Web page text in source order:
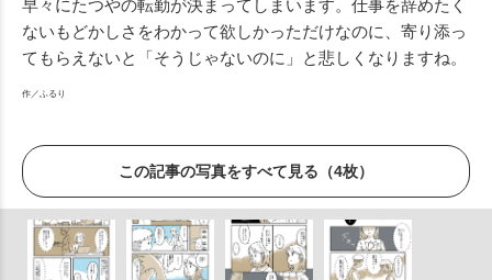
早々にたつやの転勤が決まってしまいます。仕事を辞めたく
ないもどかしさをわかって欲しかっただけなのに、寄り添っ
てもらえないと「そうじゃないのに」と悲しくなりますね。
作／ふるり
この記事の写真をすべて見る（4枚）